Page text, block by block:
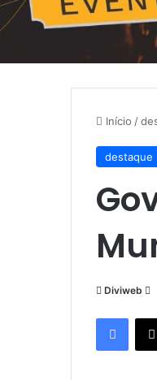
Início /
destaque
Diviweb
e-